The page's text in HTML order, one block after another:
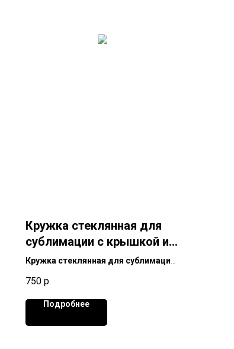
Кружка стеклянная для
сублимации с крышкой и
трубочкой 430мл
Кружка стеклянная для сублимации
750 р.
Подробнее